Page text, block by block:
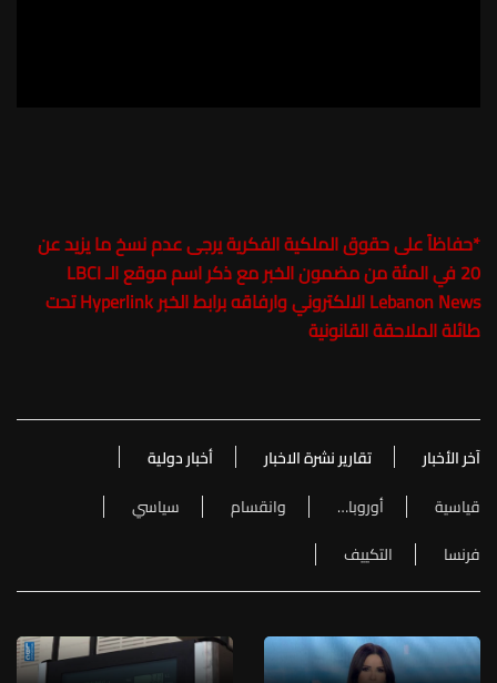
*حفاظاً على حقوق الملكية الفكرية يرجى عدم نسخ ما يزيد عن
20 في المئة من مضمون الخبر مع ذكر اسم موقع الـ LBCI
Lebanon News الالكتروني وارفاقه برابط الخبر Hyperlink تحت
طائلة الملاحقة القانونية
آخر الأخبار تقارير نشرة الاخبار
أخبار دولية
قياسية
أوروبا… وانقسام
سياسي
فرنسا
التكييف